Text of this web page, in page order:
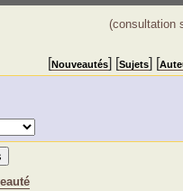
(consultation
[Nouveautés] [Sujets] [